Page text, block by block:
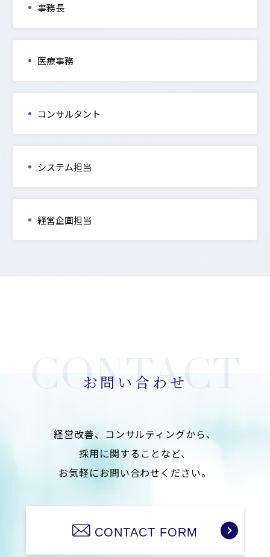
事務長
医療事務
コンサルタント
システム担当
経営企画担当
お問い合わせ
経営改善、コンサルティングから、
採用に関することなど、
お気軽にお問い合わせください。
CONTACT FORM